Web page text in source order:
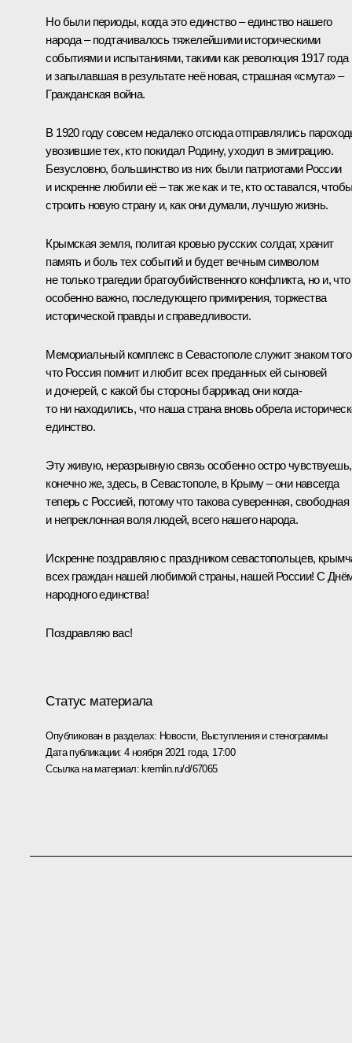
Но были периоды, когда это единство – единство нашего
народа – подтачивалось тяжелейшими историческими
событиями и испытаниями, такими как революция 1917 года
и запылавшая в результате неё новая, страшная «смута» –
Гражданская война.
В 1920 году совсем недалеко отсюда отправлялись
увозившие тех, кто покидал Родину, уходил в эмиграцию.
Безусловно, большинство из них были патриотами России
и искренне любили её – так же как и те, кто оставался,
строить новую страну и, как они думали, лучшую жизнь.
Крымская земля, политая кровью русских солдат, хранит
память и боль тех событий и будет вечным символом
не только трагедии братоубийственного конфликта, но и, что
особенно важно, последующего примирения, торжества
исторической правды и справедливости.
Мемориальный комплекс в Севастополе служит знаком
что Россия помнит и любит всех преданных ей сыновей
и дочерей, с какой бы стороны баррикад они когда-
то ни находились, что наша страна вновь обрела
единство.
Эту живую, неразрывную связь особенно остро чувствуешь,
конечно же, здесь, в Севастополе, в Крыму – они навсегда
теперь с Россией, потому что такова суверенная, свободная
и непреклонная воля людей, всего нашего народа.
Искренне поздравляю с праздником севастопольцев,
всех граждан нашей любимой страны, нашей России! С
народного единства!
Поздравляю вас!
Статус материала
Опубликован в разделах: Новости, Выступления и стенограммы
Дата публикации:4 ноября 2021 года, 17:00
Ссылка на материал: kremlin.ru/d/67065